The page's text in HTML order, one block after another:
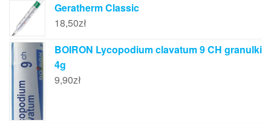
Geratherm Classic
18,50zł
BOIRON Lycopodium clavatum 9 CH granulki
4g
9,90zł